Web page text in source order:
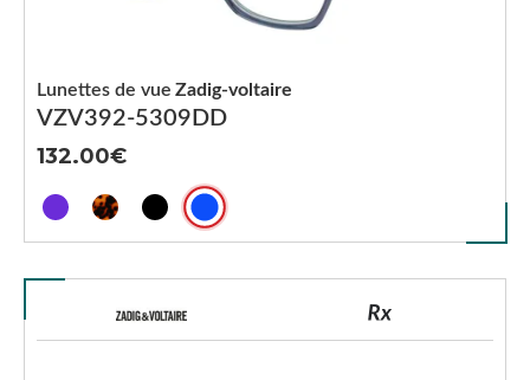
VZV392-5309DD
Lunettes de vue Zadig-voltaire
132.00